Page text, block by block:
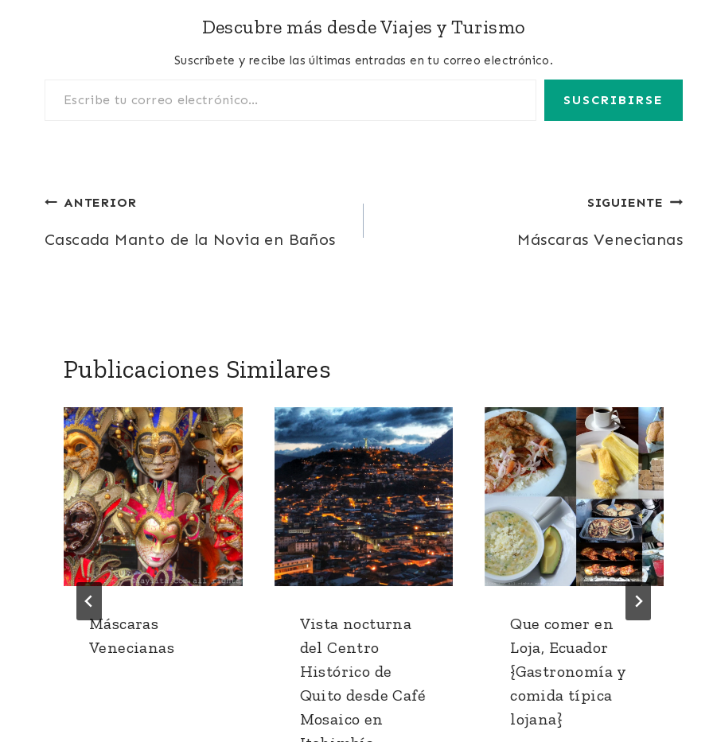
Descubre más desde Viajes y Turismo
Suscríbete y recibe las últimas entradas en tu correo electrónico.
SUSCRIBIRSE
Navegación
de
ANTERIOR
Cascada Manto de la Novia en Baños
SIGUIENTE
Máscaras Venecianas
Publicaciones Similares
Máscaras
Venecianas
Vista nocturna
del Centro
Histórico de
Quito desde Café
Mosaico en
Que comer en
Loja, Ecuador
{Gastronomía y
comida típica
lojana}